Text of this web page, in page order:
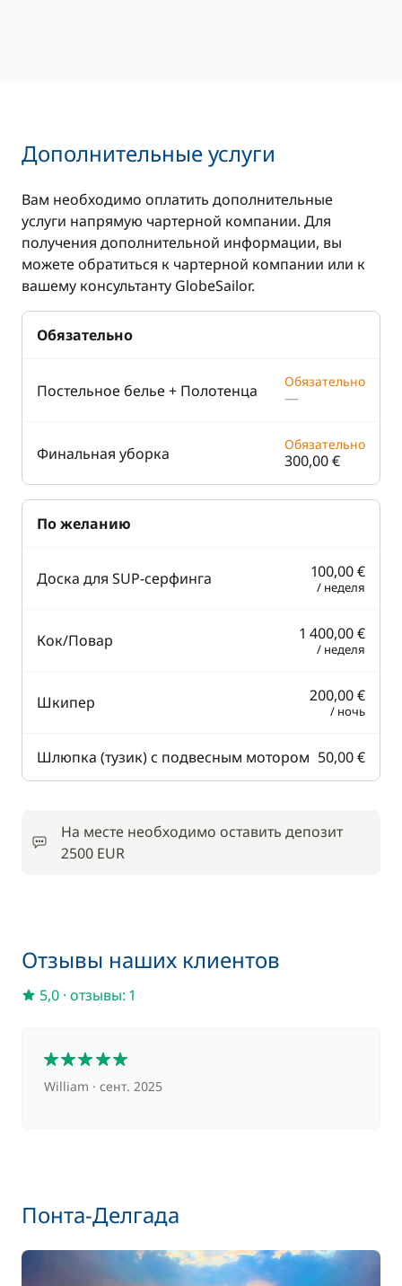
Дополнительные услуги
Вам необходимо оплатить дополнительные
услуги напрямую чартерной компании. Для
получения дополнительной информации, вы
можете обратиться к чартерной компании или к
вашему консультанту GlobeSailor.
Обязательно
Постельное белье + Полотенца Обязательно
—
Финальная уборка Обязательно
300,00 €
По желанию
Доска для SUP-серфинга 100,00 €
/ неделя
Кок/Повар 1 400,00 €
/ неделя
Шкипер 200,00 €
/ ночь
Шлюпка (тузик) с подвесным мотором 50,00 €
На месте необходимо оставить депозит
2500 EUR
Отзывы наших клиентов
5,0 · отзывы: 1
William сент. 2025
Понта-Делгада